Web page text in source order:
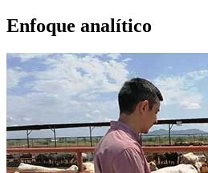
Enfoque analítico